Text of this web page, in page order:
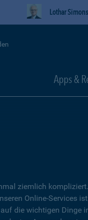
Lothar
Apps &
ziemlich
Online-Services
die wichtigen Dinge